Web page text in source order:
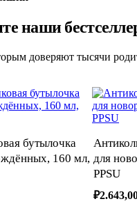
доверяют тысячи
бутылочка
160 мл,
для
PPSU